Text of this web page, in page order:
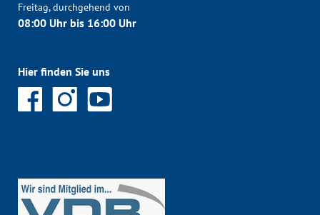
Freitag, durchgehend von
08:00 Uhr bis 16:00 Uhr
Hier finden Sie uns